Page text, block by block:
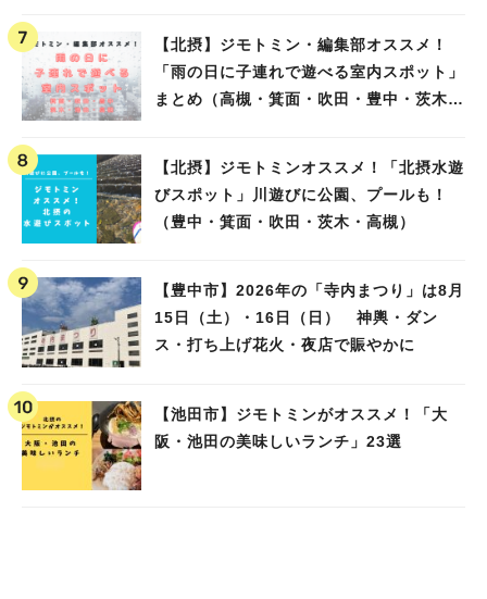
【北摂】ジモトミン・編集部オススメ！
「雨の日に子連れで遊べる室内スポット」
まとめ（高槻・箕面・吹田・豊中・茨木・
【北摂】ジモトミンオススメ！「北摂水遊
びスポット」川遊びに公園、プールも！
（豊中・箕面・吹田・茨木・高槻）
【豊中市】2026年の「寺内まつり」は8月
15日（土）・16日（日） 神輿・ダン
ス・打ち上げ花火・夜店で賑やかに
【池田市】ジモトミンがオススメ！「大
阪・池田の美味しいランチ」23選